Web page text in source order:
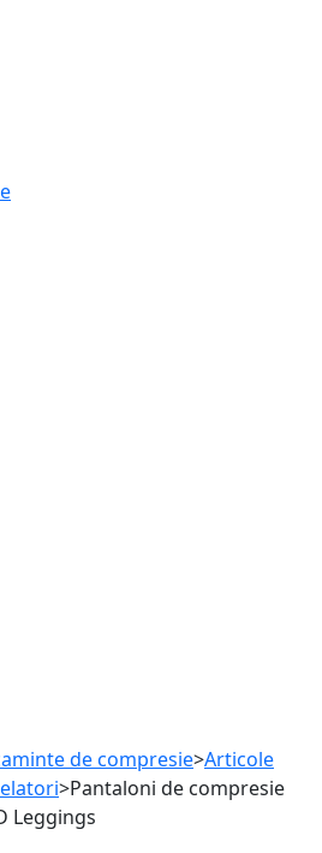
de compresie>Articole
>Pantaloni de compresie
Leggings